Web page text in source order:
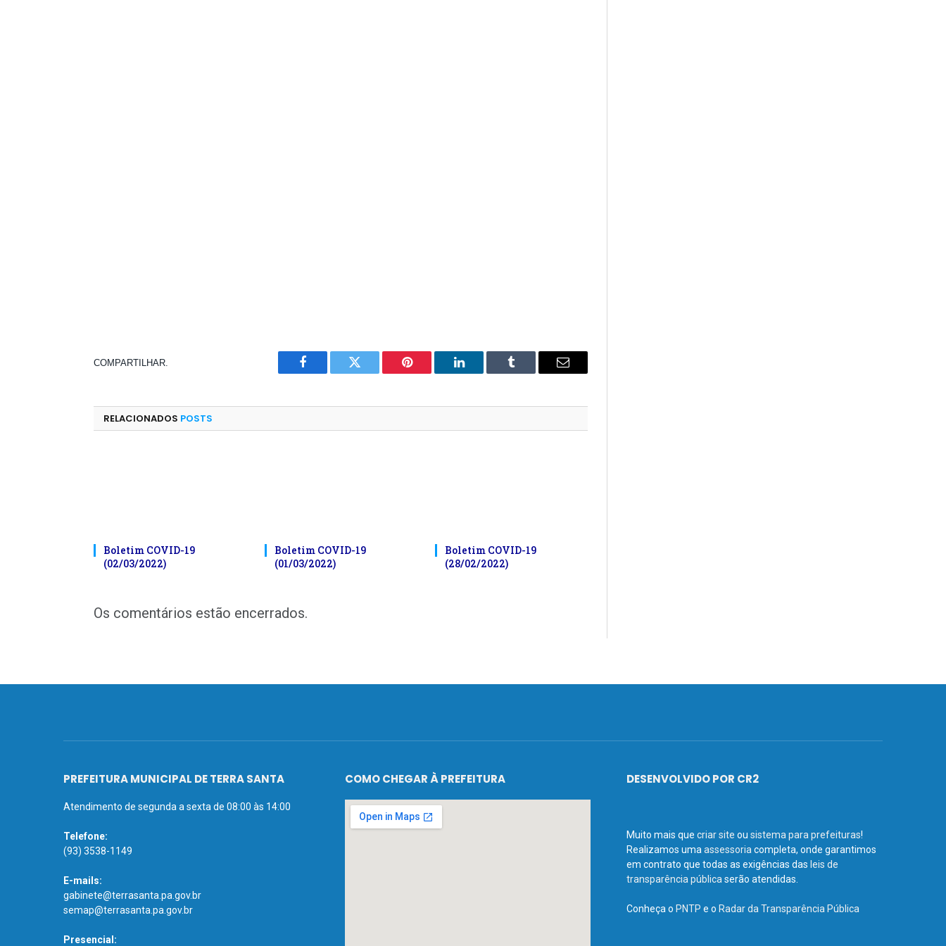
COMPARTILHAR.
Facebook Twitter Pinterest LinkedIn Tumblr
E-
RELACIONADOS POSTS
Boletim COVID-19
(02/03/2022)
Boletim COVID-19
(01/03/2022)
Boletim COVID-19
(28/02/2022)
Os comentários estão encerrados.
PREFEITURA MUNICIPAL DE TERRA SANTA
Atendimento de segunda a sexta de 08:00 às 14:00
Telefone:
(93) 3538-1149
E-mails:
gabinete@terrasanta.pa.gov.br
semap@terrasanta.pa.gov.br
Presencial:
COMO CHEGAR À PREFEITURA DESENVOLVIDO POR CR2
Muito mais que criar site ou sistema para prefeituras!
Realizamos uma assessoria completa, onde garantimos
em contrato que todas as exigências das leis de
transparência pública serão atendidas.
Conheça o PNTP e o Radar da Transparência Pública